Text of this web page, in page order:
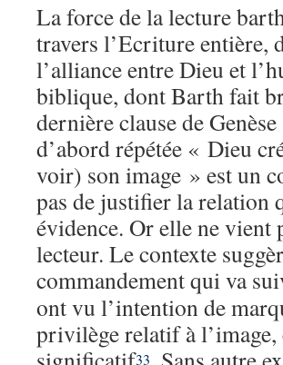
La force de la lecture
travers l’Ecriture entière,
l’alliance entre Dieu et
biblique, dont Barth fait
dernière clause de
d’abord répétée « Dieu
voir) son image » est un
pas de justifier la relation
évidence. Or elle ne vient
lecteur. Le contexte
commandement qui va
ont vu l’intention de
privilège relatif à l’image,
33